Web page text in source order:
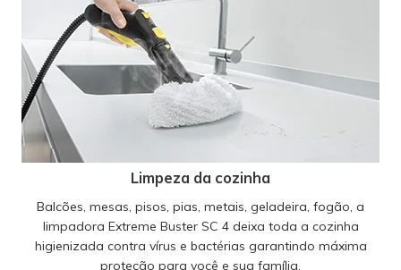
Limpeza da cozinha
Balcões, mesas, pisos, pias, metais, geladeira, fogão, a
limpadora Extreme Buster SC 4 deixa toda a cozinha
higienizada contra vírus e bactérias garantindo máxima
proteção para você e sua família.